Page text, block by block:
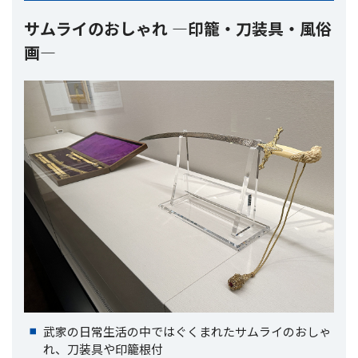
サムライのおしゃれ ―印籠・刀装具・風俗
画―
武家の日常生活の中ではぐくまれたサムライのおしゃ
れ、刀装具や印籠根付